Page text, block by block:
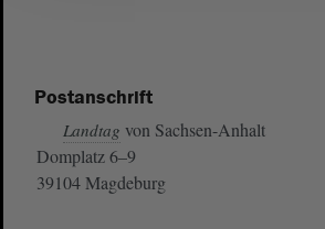
Postanschrift
Landtag von Sachsen-Anhalt
Domplatz 6–9
39104 Magdeburg